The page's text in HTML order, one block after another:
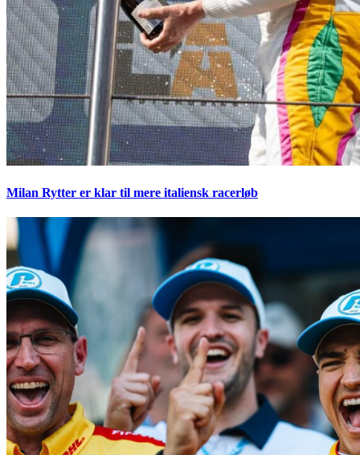
Milan Rytter er klar til mere italiensk racerløb